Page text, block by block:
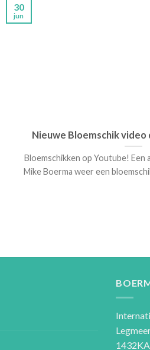
Nieuwe Bloemschik
Bloemschikken op Youtube! Een
Mike Boerma weer een
30
jun